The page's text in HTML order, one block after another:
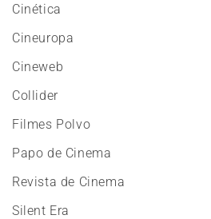
Cinética
Cineuropa
Cineweb
Collider
Filmes Polvo
Papo de Cinema
Revista de Cinema
Silent Era